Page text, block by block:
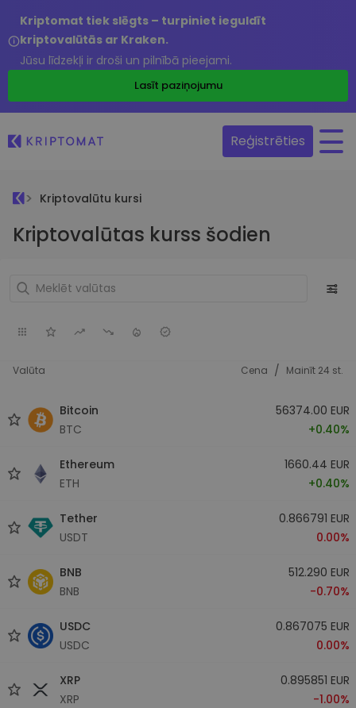
Kriptomat tiek slēgts – turpiniet ieguldīt
kriptovalūtās ar Kraken.
Jūsu līdzekļi ir droši un pilnībā pieejami.
Lasīt paziņojumu
Reģistrēties
Kriptovalūtu kursi
Kriptovalūtas kurss šodien
Valūta Cena / Mainīt 24 st.
Bitcoin
BTC
56374.00 EUR
+0.40%
Ethereum
ETH
1660.44 EUR
+0.40%
Tether
USDT
0.866791 EUR
0.00%
BNB
BNB
512.290 EUR
-0.70%
USDC
USDC
0.867075 EUR
0.00%
XRP
XRP
0.895851 EUR
-1.00%